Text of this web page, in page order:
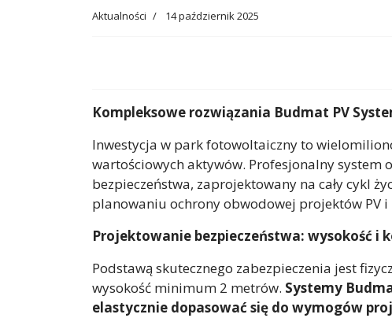
Aktualności 14 październik 2025
Kompleksowe rozwiązania Budmat PV
Inwestycja w park fotowoltaiczny to
wartościowych aktywów. Profesjonalny
bezpieczeństwa, zaprojektowany na cały cykl
planowaniu ochrony obwodowej projektów PV i
Projektowanie bezpieczeństwa: wysokość i
Podstawą skutecznego zabezpieczenia jest
wysokość minimum 2 metrów. Systemy
elastycznie dopasować się do wymogów